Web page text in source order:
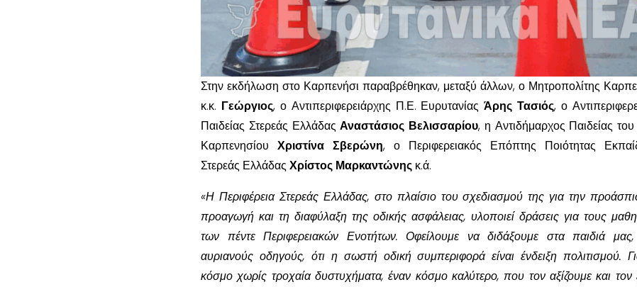
Στην εκδήλωση στο Καρπενήσι παραβρέθηκαν, μεταξύ άλλων, ο Μητροπολίτης
κ.κ. Γεώργιος, ο Αντιπεριφερειάρχης Π.Ε. ΕυρυτανίαςΆρης Τασιός, ο
Παιδείας Στερεάς ΕλλάδαςΑναστάσιος Βελισσαρίου, η Αντιδήμαρχος Παιδείας
Καρπενησίου Χριστίνα Σβερώνη, ο Περιφερειακός Επόπτης Ποιότητας
Στερεάς Ελλάδας Χρίστος Μαρκαντώνης κ.ά.
«Η Περιφέρεια Στερεάς Ελλάδας, στο πλαίσιο του σχεδιασμού της για την
προαγωγή και τη διαφύλαξη της οδικής ασφάλειας, υλοποιεί δράσεις για τους
των πέντε Περιφερειακών Ενοτήτων. Οφείλουμε να διδάξουμε στα παιδιά
αυριανούς οδηγούς, ότι η σωστή οδική συμπεριφορά είναι ένδειξη πολιτισμού.
κόσμο χωρίς τροχαία δυστυχήματα, έναν κόσμο καλύτερο, που τον αξίζουμε και τον